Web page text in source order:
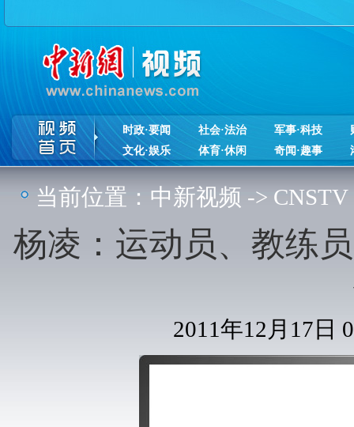
时政·要闻 社会·法治 军事·科技
文化·娱乐
体育·休闲 奇闻·趣事
当前位置： 中新视频 -> CNSTV
杨凌：运动员、教练
2011年12月17